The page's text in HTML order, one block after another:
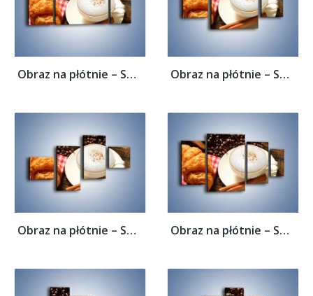
Obraz na płótnie – Spieniona kawa z... Obraz na płótnie – Spieniona kawa z...
Obraz na płótnie – Spieniona kawa z... Obraz na płótnie – Spieniona kawa z...